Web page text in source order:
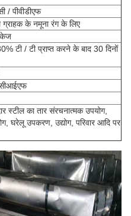
/ पीवीडीएफ
के नमूना रंग के लिए
टी / टी प्राप्त करने के बाद 30 दिनों
स्टील का तार संरचनात्मक उपयोग,
घरेलू उपकरण, उद्योग, परिवार आदि पर